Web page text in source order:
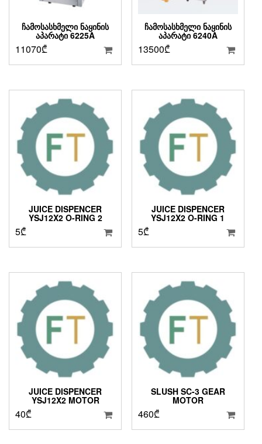
ᲩᲐᲛᲝᲡᲐᲡᲮᲛᲔᲚᲘ ᲜᲐᲧᲘᲜᲘᲡ
ᲐᲞᲐᲠᲐᲢᲘ 6225A
11070₾
ᲩᲐᲛᲝᲡᲐᲡᲮᲛᲔᲚᲘ ᲜᲐᲧᲘᲜᲘᲡ
ᲐᲞᲐᲠᲐᲢᲘ 6240A
13500₾
JUICE DISPENCER
YSJ12X2 O-RING 2
5₾
JUICE DISPENCER
YSJ12X2 O-RING 1
5₾
JUICE DISPENCER
YSJ12X2 MOTOR
40₾
SLUSH SC-3 GEAR
MOTOR
460₾